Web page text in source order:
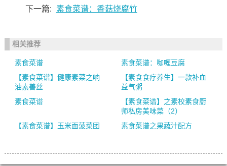
下一篇: 素食菜谱：香菇烧腐竹
相关推荐
素食菜谱
素食菜谱：咖喱豆腐
【素食菜谱】健康素菜之响
油素善丝
【素食食疗养生】一款补血
益气粥
素食菜谱
【素食菜谱】之素校素食厨
师私房美味菜（2）
【素食菜谱】玉米面菠菜团
素食菜谱之果蔬汁配方